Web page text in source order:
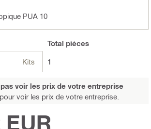
PUA 10
Kits
Total pièces
1
voir les prix de votre entreprise
pour voir les prix de votre entreprise.
EUR